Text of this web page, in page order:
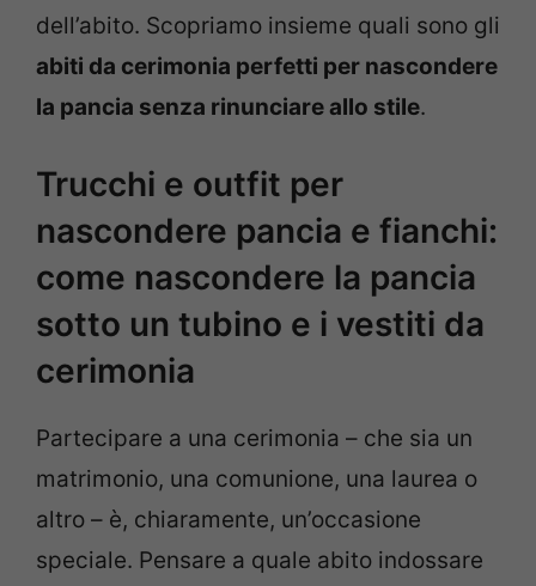
dell’abito. Scopriamo insieme quali sono gli
abiti da cerimonia perfetti per nascondere
la pancia senza rinunciare allo stile.
Trucchi e outfit per
nascondere pancia e fianchi:
come nascondere la pancia
sotto un tubino e i vestiti da
cerimonia
Partecipare a una cerimonia – che sia un
matrimonio, una comunione, una laurea o
altro – è, chiaramente, un’occasione
speciale. Pensare a quale abito indossare